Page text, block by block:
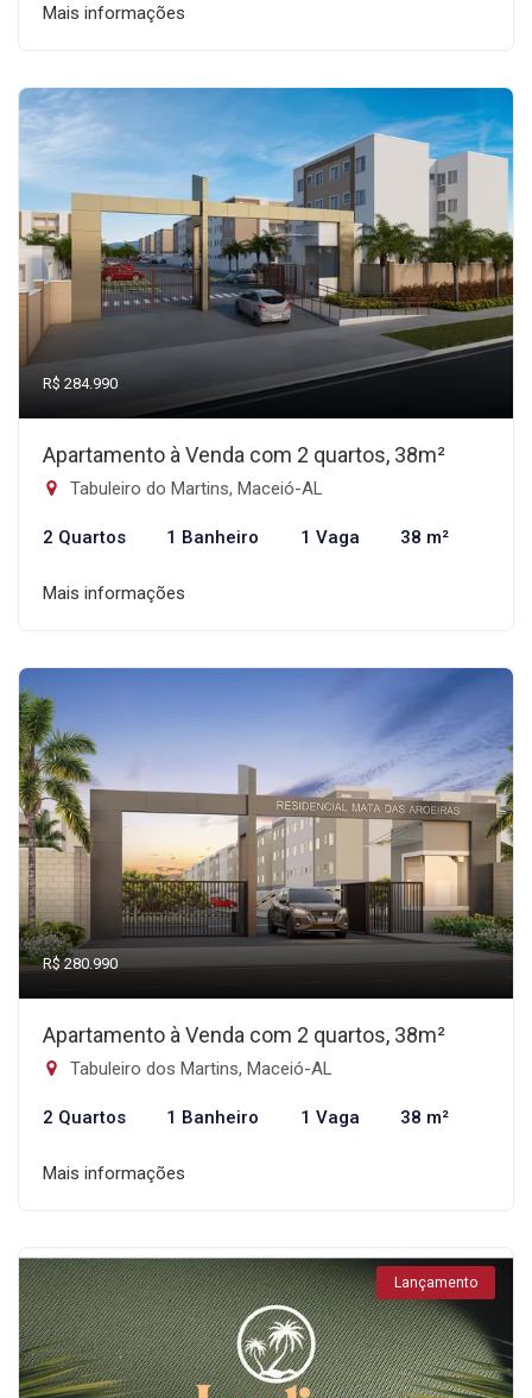
Mais informações
R$ 284.990
Apartamento à Venda com 2 quartos, 38m²
Tabuleiro do Martins, Maceió-AL
2 Quartos 1 Banheiro 1 Vaga 38 m²
Mais informações
R$ 280.990
Apartamento à Venda com 2 quartos, 38m²
Tabuleiro dos Martins, Maceió-AL
2 Quartos 1 Banheiro 1 Vaga 38 m²
Mais informações
Lançamento